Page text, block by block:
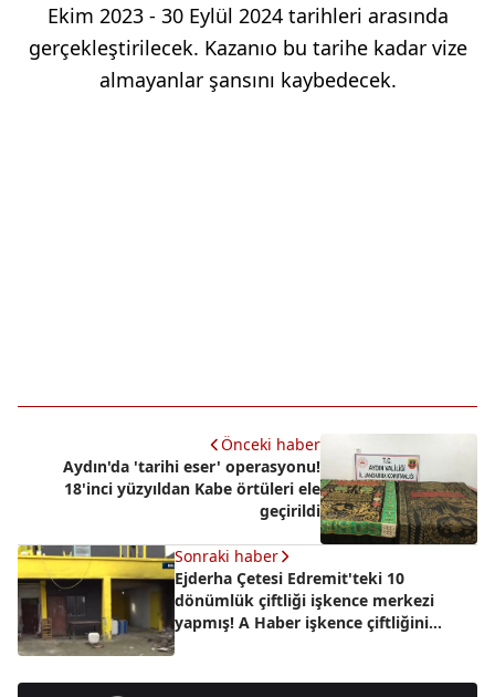
Ekim 2023 - 30 Eylül 2024 tarihleri arasında
gerçekleştirilecek. Kazanıo bu tarihe kadar vize
almayanlar şansını kaybedecek.
Önceki haber
Aydın'da 'tarihi eser' operasyonu!
18'inci yüzyıldan Kabe örtüleri ele
geçirildi
Sonraki haber
Ejderha Çetesi Edremit'teki 10
dönümlük çiftliği işkence merkezi
yapmış! A Haber işkence çiftliğini